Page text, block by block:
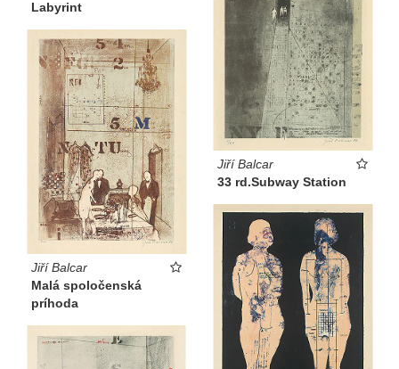
Labyrint
Jiří Balcar
33 rd.Subway Station
Jiří Balcar
Malá spoločenská
príhoda